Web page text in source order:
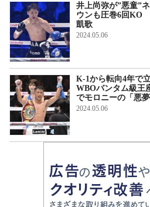
井上尚弥が”悪童”
ウンも圧巻6回KO
凱歌
2024.05.06
K-1から転向4年で
WBOバンタム級王
でモロニーの「悪
2024.05.06